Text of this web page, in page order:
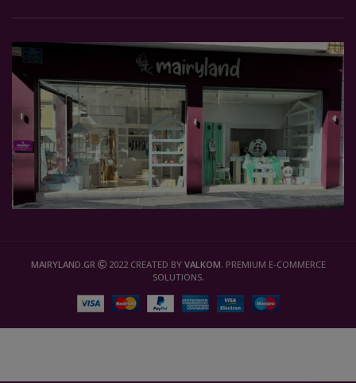
MAIRYLAND.GR 2022 CREATED BY VALKOM. PREMIUM E-COMMERCE
SOLUTIONS.